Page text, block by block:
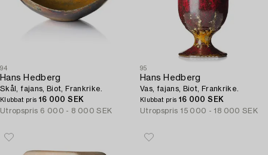
94
Hans Hedberg
Skål, fajans, Biot, Frankrike.
Klubbat pris 16 000 SEK
Utropspris 6 000 - 8 000 SEK
95
Hans Hedberg
Vas, fajans, Biot, Frankrike.
Klubbat pris 16 000 SEK
Utropspris 15 000 - 18 000 SEK